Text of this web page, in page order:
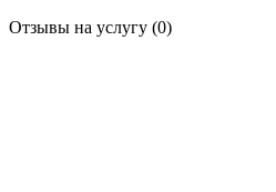
Отзывы на услугу (0)